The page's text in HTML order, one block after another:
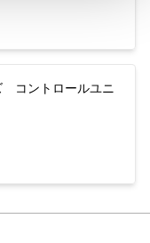
コントロールユニ